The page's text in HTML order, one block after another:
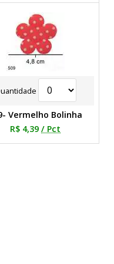
Vermelho Bolinha
R$ 4,39 / Pct